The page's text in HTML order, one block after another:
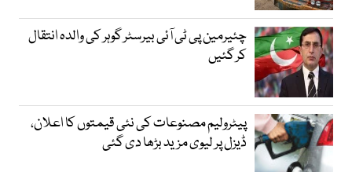
چئیرمین پی ٹی آئی بیرسٹر گوہر کی والدہ انتقال
کر گئیں
پیٹرولیم مصنوعات کی نئی قیمتوں کا اعلان،
ڈیزل پر لیوی مزید بڑھا دی گئی